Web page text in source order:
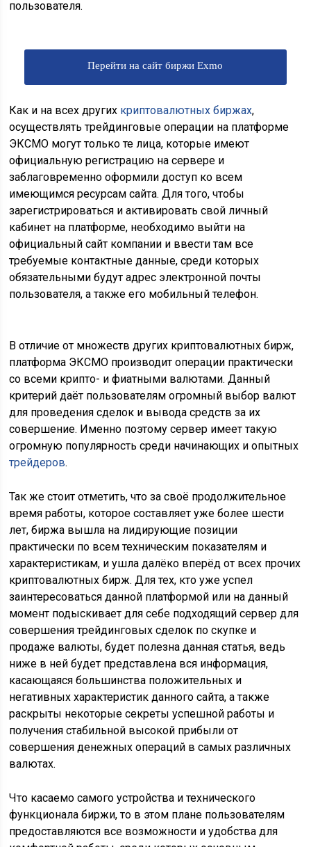
пользователя.
Перейти на сайт биржи Exmo
Как и на всех других криптовалютных биржах,
осуществлять трейдинговые операции на платформе
ЭКСМО могут только те лица, которые имеют
официальную регистрацию на сервере и
заблаговременно оформили доступ ко всем
имеющимся ресурсам сайта. Для того, чтобы
зарегистрироваться и активировать свой личный
кабинет на платформе, необходимо выйти на
официальный сайт компании и ввести там все
требуемые контактные данные, среди которых
обязательными будут адрес электронной почты
пользователя, а также его мобильный телефон.
В отличие от множеств других криптовалютных бирж,
платформа ЭКСМО производит операции практически
со всеми крипто- и фиатными валютами. Данный
критерий даёт пользователям огромный выбор валют
для проведения сделок и вывода средств за их
совершение. Именно поэтому сервер имеет такую
огромную популярность среди начинающих и опытных
трейдеров.
Так же стоит отметить, что за своё продолжительное
время работы, которое составляет уже более шести
лет, биржа вышла на лидирующие позиции
практически по всем техническим показателям и
характеристикам, и ушла далёко вперёд от всех прочих
криптовалютных бирж. Для тех, кто уже успел
заинтересоваться данной платформой или на данный
момент подыскивает для себе подходящий сервер для
совершения трейдинговых сделок по скупке и
продаже валюты, будет полезна данная статья, ведь
ниже в ней будет представлена вся информация,
касающаяся большинства положительных и
негативных характеристик данного сайта, а также
раскрыты некоторые секреты успешной работы и
получения стабильной высокой прибыли от
совершения денежных операций в самых различных
валютах.
Что касаемо самого устройства и технического
функционала биржи, то в этом плане пользователям
предоставляются все возможности и удобства для